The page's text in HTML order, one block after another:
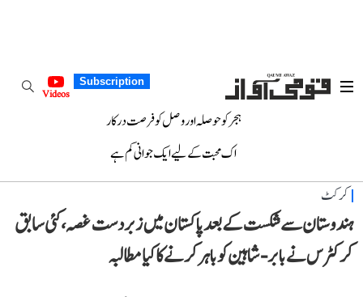
Subscription
Videos
ہجر کو حوصلہ اور وصل کو فرصت درکار
اک محبت کے لیے ایک جوانی کم ہے
کرکٹ
ہندوستان سے شکست کے بعد پاکستان میں زبردست غصہ، کئی سابق
کرکٹرس نے بابر-شاہین کو باہر کرنے کا کیا مطالبہ